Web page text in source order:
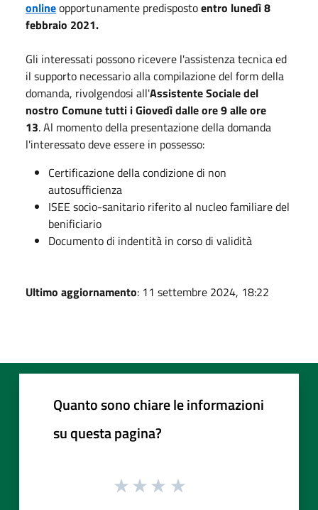
onlineopportunamente predispostoentro lunedì 8
febbraio 2021.
Gli interessati possono ricevere l'assistenza tecnica ed
il supporto necessario alla compilazione del form della
domanda, rivolgendosi all'Assistente Sociale del
nostro Comune tutti i Giovedì dalle ore 9 alle ore
13. Al momento della presentazione della domanda
l'interessato deve essere in possesso:
Certificazione della condizione di non
autosufficienza
ISEE socio-sanitario riferito al nucleo familiare del
benificiario
Documento di indentità in corso di validità
Ultimo aggiornamento: 11 settembre 2024, 18:22
Quanto sono chiare le informazioni
su questa pagina?